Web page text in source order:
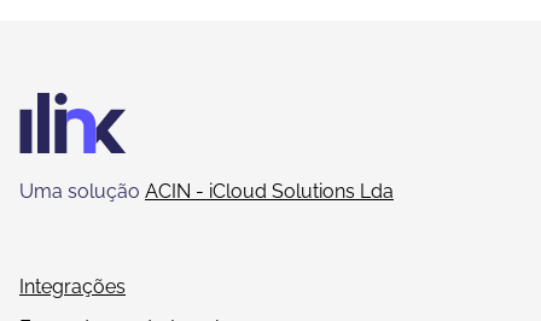
Uma solução ACIN - iCloud Solutions Lda
Integrações